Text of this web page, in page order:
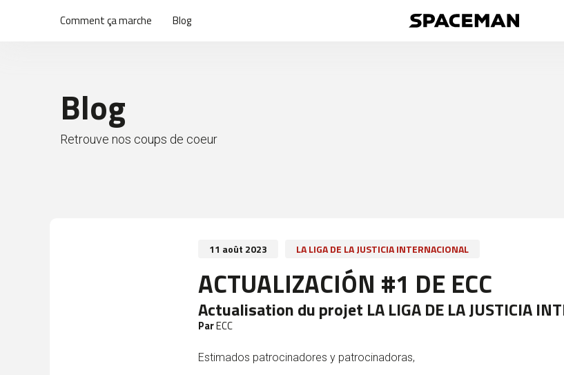
Comment ça marche Blog
Blog
Retrouve nos coups de coeur
11 août 2023 LA LIGA DE LA JUSTICIA INTERNACIONAL
ACTUALIZACIÓN #1 DE ECC
Actualisation du projet LA LIGA DE LA JUSTICIA
ParECC
Estimados patrocinadores y patrocinadoras,